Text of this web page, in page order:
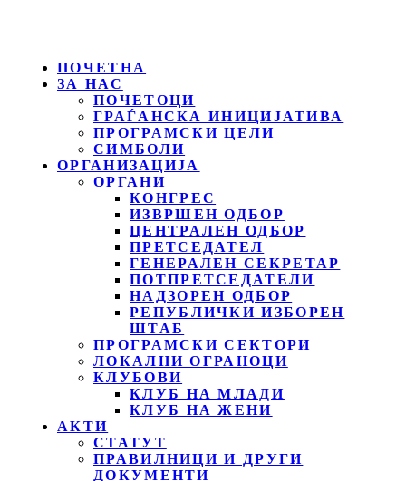
ПОЧЕТНА
ЗА НАС
ПОЧЕТОЦИ
ГРАЃАНСКА ИНИЦИЈАТИВА
ПРОГРАМСКИ ЦЕЛИ
СИМБОЛИ
ОРГАНИЗАЦИЈА
ОРГАНИ
КОНГРЕС
ИЗВРШЕН ОДБОР
ЦЕНТРАЛЕН ОДБОР
ПРЕТСЕДАТЕЛ
ГЕНЕРАЛЕН СЕКРЕТАР
ПОТПРЕТСЕДАТЕЛИ
НАДЗОРЕН ОДБОР
РЕПУБЛИЧКИ ИЗБОРЕН
ШТАБ
ПРОГРАМСКИ СЕКТОРИ
ЛОКАЛНИ ОГРАНОЦИ
КЛУБОВИ
КЛУБ НА МЛАДИ
КЛУБ НА ЖЕНИ
АКТИ
СТАТУТ
ПРАВИЛНИЦИ И ДРУГИ
ДОКУМЕНТИ